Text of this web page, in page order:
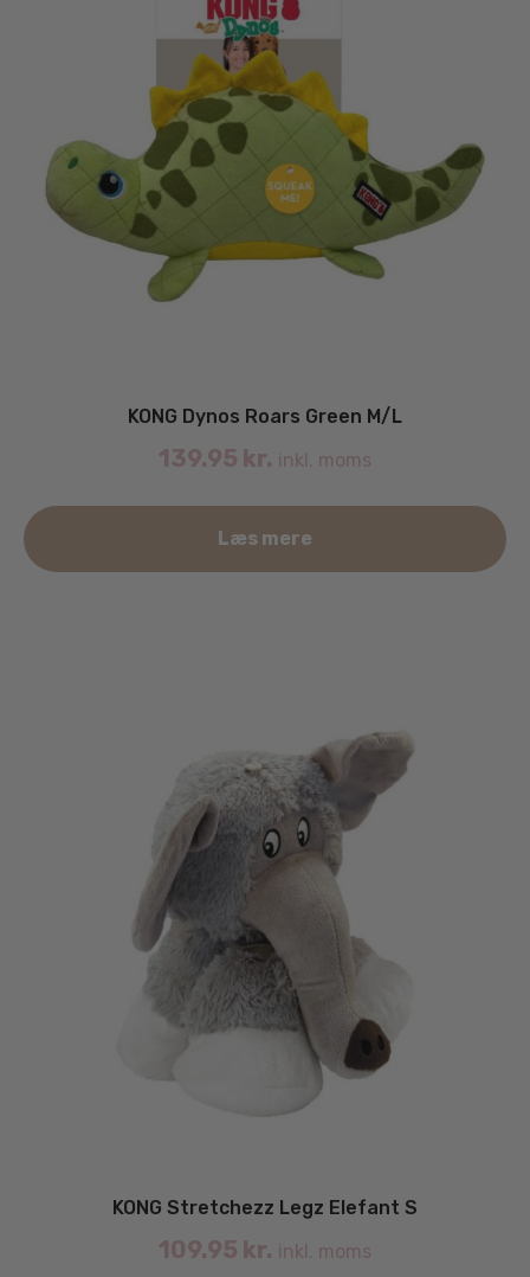
KONG Dynos Roars Green M/L
139.95 kr. inkl. moms
Læs mere
KONG Stretchezz Legz Elefant S
109.95 kr. inkl. moms